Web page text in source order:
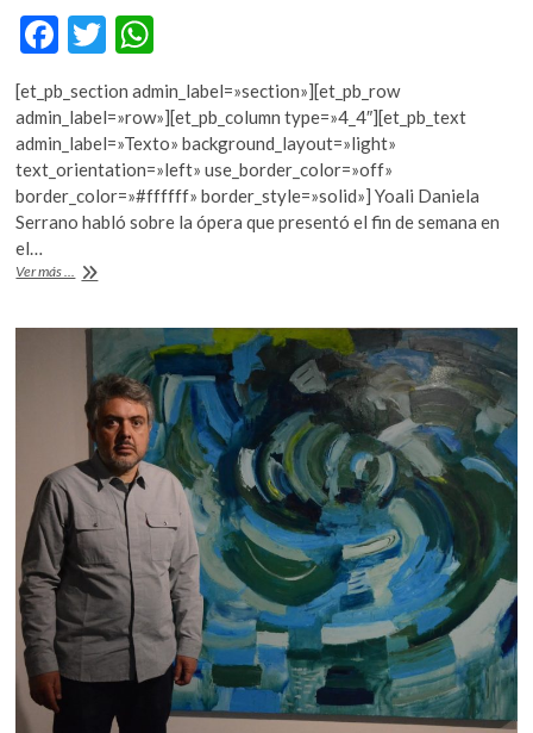
F
e
b
o
o
k
T
itt
er
at
s
A
p
[et_pb_section admin_label=»section»][et_pb_row
admin_label=»row»][et_pb_column type=»4_4″][et_pb_text
admin_label=»Texto» background_layout=»light»
text_orientation=»left» use_border_color=»off»
border_color=»#ffffff» border_style=»solid»] Yoali Daniela
Serrano habló sobre la ópera que presentó el fin de semana en
el…
Ver más ...
“El
Barbazul”,
obra
cargada
de
simbolismo
y
complejidad